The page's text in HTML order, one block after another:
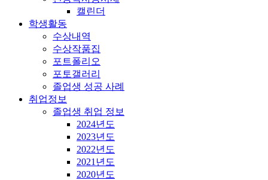
캘린더
학생활동
수상내역
수상작품집
포트폴리오
포토갤러리
졸업생 성공 사례
취업정보
졸업생 취업 정보
2024년도
2023년도
2022년도
2021년도
2020년도